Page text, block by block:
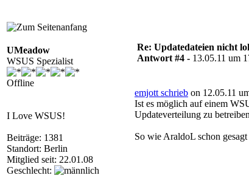
UMeadow
WSUS Spezialist
Offline
I Love WSUS!
Beiträge: 1381
Standort: Berlin
Mitglied seit: 22.01.08
Geschlecht:
Re: Updatedateien nicht
Antwort #4 - 13.05.11 um
emjott schrieb on 12.05.11
Ist es möglich auf einem
Updateverteilung zu
So wie AraldoL schon